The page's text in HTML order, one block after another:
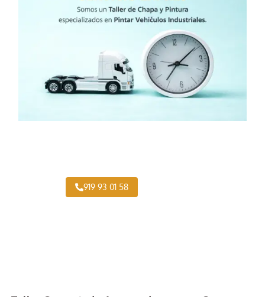
919 93 01 58